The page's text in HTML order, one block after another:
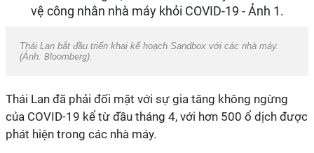
Thái Lan bắt đầu triển khai kế hoạch Sandbox với các nhà máy.
(Ảnh: Bloomberg).
Thái Lan đã phải đối mặt với sự gia tăng không ngừng
của COVID-19 kể từ đầu tháng 4, với hơn 500 ổ dịch được
phát hiện trong các nhà máy.